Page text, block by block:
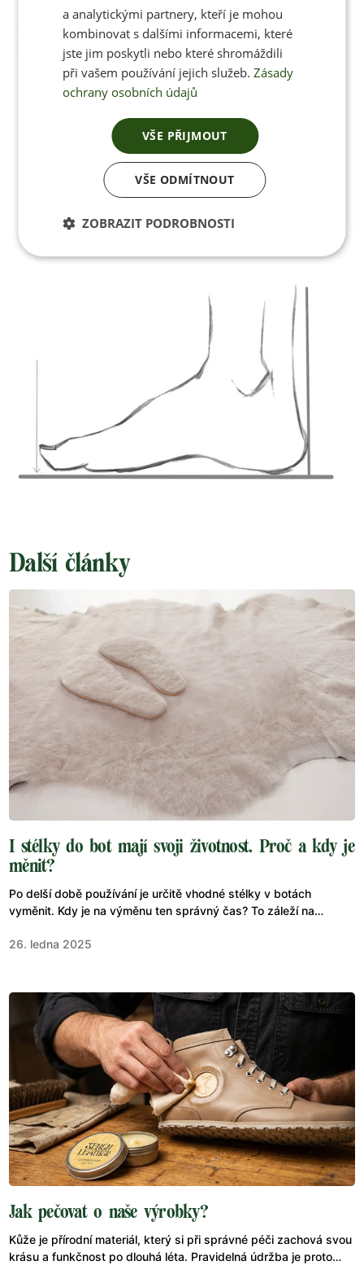
Můžete využít i klasický postup
měření velikosti
Bosou nohou se prosím postavte na zem a patou
se dotýkejte zdi
Nohu plně zatěžte
Změřte čistou vzdálenost mezi špičkou palce a
Porovnejte vaši velikost s hodnotami uvedenými v
Další články
I stélky do bot mají svoji životnost. Proč a kdy je
měnit?
Po delší době používání je určitě vhodné stélky v botách
vyměnit. Kdy je na výměnu ten správný čas? To záleží na
se vám potí nohy. Obecně se však doporučuje měnit stélky
26. ledna 2025
Jak pečovat o naše výrobky?
Kůže je přírodní materiál, který si při správné péči zachová svou
krásu a funkčnost po dlouhá léta. Pravidelná údržba je proto
a analytickými partnery, kteří je mohou
kombinovat s dalšími informacemi, které
jste jim poskytli nebo které shromáždili
při vašem používání jejich služeb. Zásady
ochrany osobních údajů
VŠE PŘIJMOUT
VŠE ODMÍTNOUT
ZOBRAZIT PODROBNOSTI